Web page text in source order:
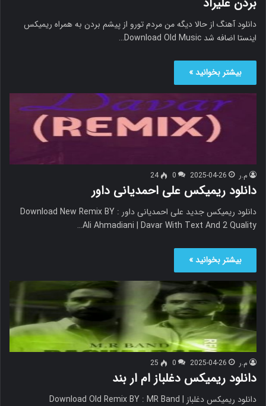
دانلود آهنگ از حالا دیگه من مردم تورو از پیشم بردن به همراه ریمیکس
اینستا اضافه شد Download Old Music…
بیشتر بخوانید »
م.ر 2025-04-26
0
24
دانلود ریمیکس علی احمدیانی داور
دانلود ریمیکس جدید علی احمدیانی داور Download New Remix BY :
Ali Ahmadiani | Davar With Text And 2 Quality…
بیشتر بخوانید »
م.ر 2025-04-26
0
25
دانلود ریمیکس دغلباز ام ار بند
دانلود ریمیکس دغلباز Download Old Remix BY : MR Band |